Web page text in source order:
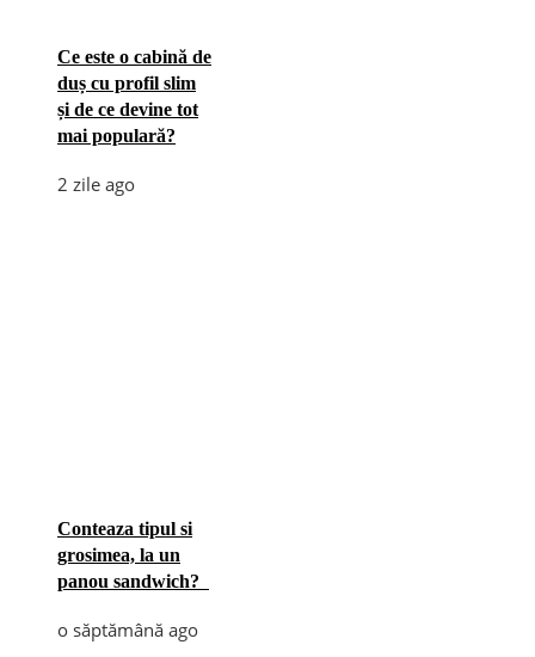
Ce este o cabină de
duș cu profil slim
și de ce devine tot
mai populară?
2 zile ago
Conteaza tipul si
grosimea, la un
panou sandwich?
o săptămână ago